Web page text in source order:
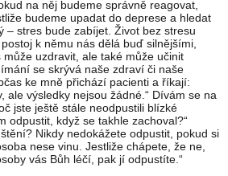
na něj budeme správně reagovat,
budeme upadat do deprese a hledat
– stres bude zabíjet. Život bez stresu
k němu nás dělá buď silnějšími,
uzdravit, ale také může učinit
se skrývá naše zdraví či naše
ke mně přichází pacienti a říkají:
ale výsledky nejsou žádné.“ Dívám se na
jste ještě stále neodpustili blízké
odpustit, když se takhle zachoval?“
Nikdy nedokážete odpustit, pokud si
nese vinu. Jestliže chápete, že ne,
vás Bůh léčí, pak jí odpustíte.“